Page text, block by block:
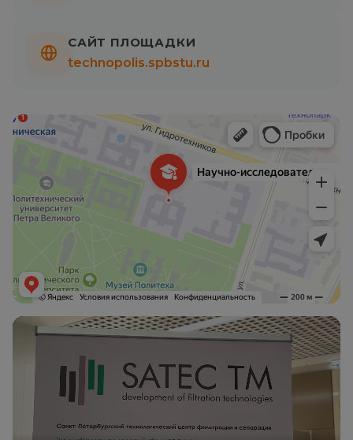
САЙТ ПЛОЩАДКИ
technopolis.spbstu.ru